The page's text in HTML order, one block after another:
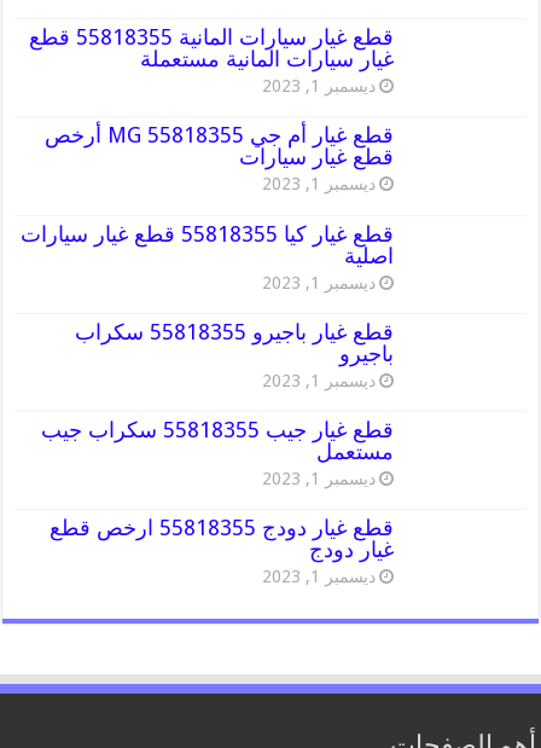
قطع غيار سيارات المانية 55818355 قطع
غيار سيارات المانية مستعملة
ديسمبر 1, 2023
قطع غيار أم جي MG 55818355 أرخص
قطع غيار سيارات
ديسمبر 1, 2023
قطع غيار كيا 55818355 قطع غيار سيارات
اصلية
ديسمبر 1, 2023
قطع غيار باجيرو 55818355 سكراب
باجيرو
ديسمبر 1, 2023
قطع غيار جيب 55818355 سكراب جيب
مستعمل
ديسمبر 1, 2023
قطع غيار دودج 55818355 ارخص قطع
غيار دودج
ديسمبر 1, 2023